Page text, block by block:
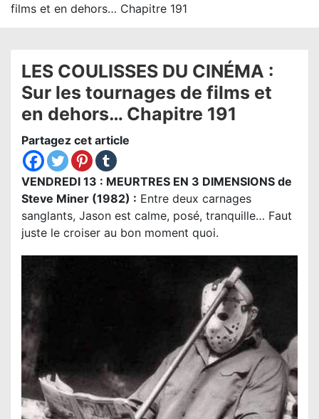
films et en dehors… Chapitre 191
LES COULISSES DU CINÉMA :
Sur les tournages de films et
en dehors… Chapitre 191
Partagez cet article
VENDREDI 13 : MEURTRES EN 3 DIMENSIONS de
Steve Miner (1982) : Entre deux carnages
sanglants, Jason est calme, posé, tranquille… Faut
juste le croiser au bon moment quoi.